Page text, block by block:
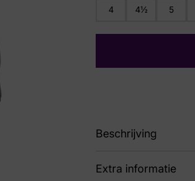
4 4½ 5
Beschrijving
80
Extra informatie